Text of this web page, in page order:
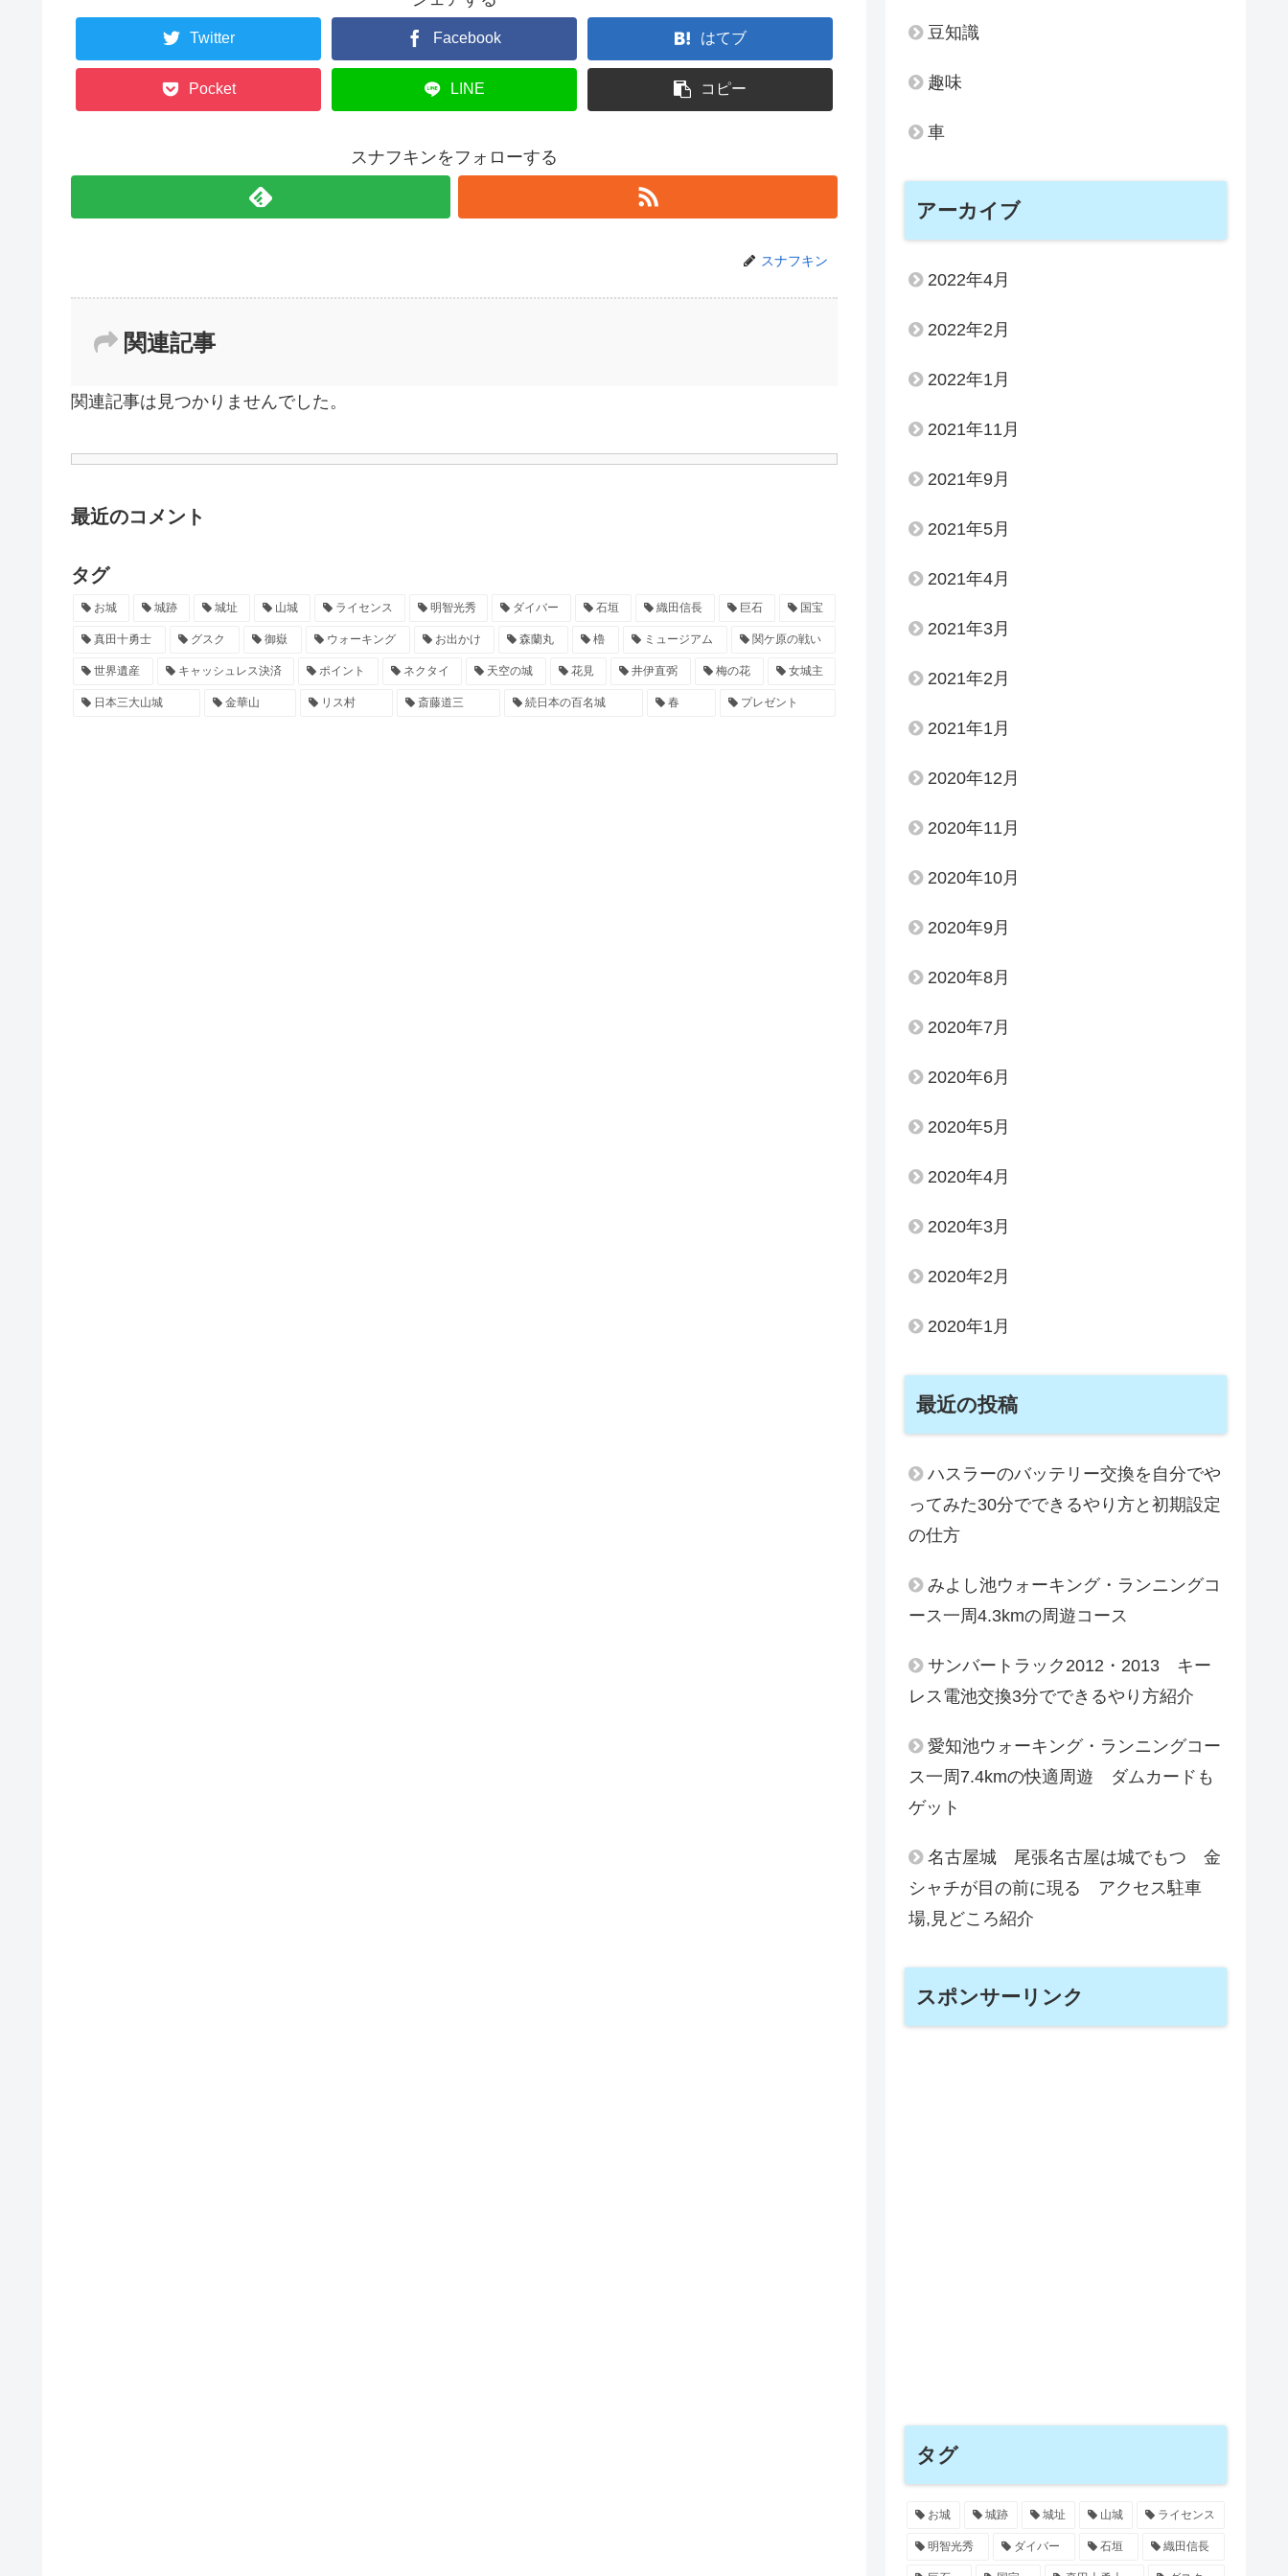
Twitter Facebook はてブ
Pocket LINE コピー
スナフキンをフォローする
スナフキン
関連記事
関連記事は見つかりませんでした。
最近のコメント
タグ
お城 城跡 城址 山城 ライセンス 明智光秀 ダイバー 石垣 織田信長 巨石 国宝
真田十勇士 グスク 御嶽 ウォーキング お出かけ 森蘭丸 櫓 ミュージアム 関ケ原の戦い
世界遺産 キャッシュレス決済 ポイント ネクタイ 天空の城 花見 井伊直弼 梅の花 女城主
日本三大山城 金華山 リス村 斎藤道三 続日本の百名城 春 プレゼント
豆知識
趣味
車
アーカイブ
2022年4月
2022年2月
2022年1月
2021年11月
2021年9月
2021年5月
2021年4月
2021年3月
2021年2月
2021年1月
2020年12月
2020年11月
2020年10月
2020年9月
2020年8月
2020年7月
2020年6月
2020年5月
2020年4月
2020年3月
2020年2月
2020年1月
最近の投稿
ハスラーのバッテリー交換を自分でや
ってみた30分でできるやり方と初期設定
の仕方
みよし池ウォーキング・ランニングコ
ース一周4.3kmの周遊コース
サンバートラック2012・2013 キー
レス電池交換3分でできるやり方紹介
愛知池ウォーキング・ランニングコー
ス一周7.4kmの快適周遊 ダムカードも
ゲット
名古屋城 尾張名古屋は城でもつ 金
シャチが目の前に現る アクセス駐車
場,見どころ紹介
スポンサーリンク
タグ
お城 城跡 城址 山城 ライセンス
明智光秀 ダイバー 石垣 織田信長